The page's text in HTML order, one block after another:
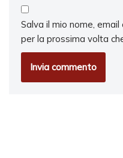
Salva il mio nome,
per la prossima volta